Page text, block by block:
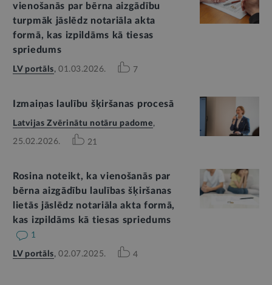
vienošanās par bērna aizgādību
turpmāk jāslēdz notariāla akta
formā, kas izpildāms kā tiesas
spriedums
LV portāls, 01.03.2026. 7
Izmaiņas laulību šķiršanas procesā
Latvijas Zvērinātu notāru padome,
25.02.2026. 21
Rosina noteikt, ka vienošanās par
bērna aizgādību laulības šķiršanas
lietās jāslēdz notariāla akta formā,
kas izpildāms kā tiesas spriedums
1
LV portāls, 02.07.2025. 4